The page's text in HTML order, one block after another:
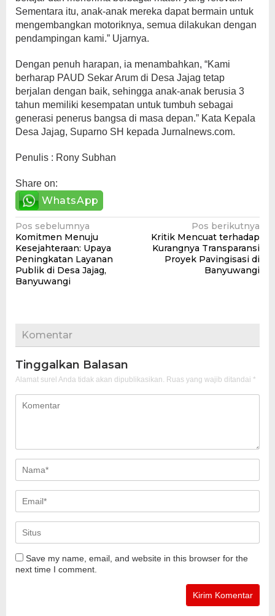
Sementara itu, anak-anak mereka dapat bermain untuk
mengembangkan motoriknya, semua dilakukan dengan
pendampingan kami.” Ujarnya.
Dengan penuh harapan, ia menambahkan, “Kami
berharap PAUD Sekar Arum di Desa Jajag tetap
berjalan dengan baik, sehingga anak-anak berusia 3
tahun memiliki kesempatan untuk tumbuh sebagai
generasi penerus bangsa di masa depan.” Kata Kepala
Desa Jajag, Suparno SH kepada Jurnalnews.com.
Penulis : Rony Subhan
Share on:
WhatsApp
Navigasi
pos
Pos sebelumnya
Komitmen Menuju
Kesejahteraan: Upaya
Peningkatan Layanan
Publik di Desa Jajag,
Banyuwangi
Pos berikutnya
Kritik Mencuat terhadap
Kurangnya Transparansi
Proyek Pavingisasi di
Banyuwangi
Komentar
Tinggalkan Balasan
Alamat surel Anda tidak akan dipublikasikan. Ruas yang wajib ditandai *
Save my name, email, and website in this browser for the
next time I comment.